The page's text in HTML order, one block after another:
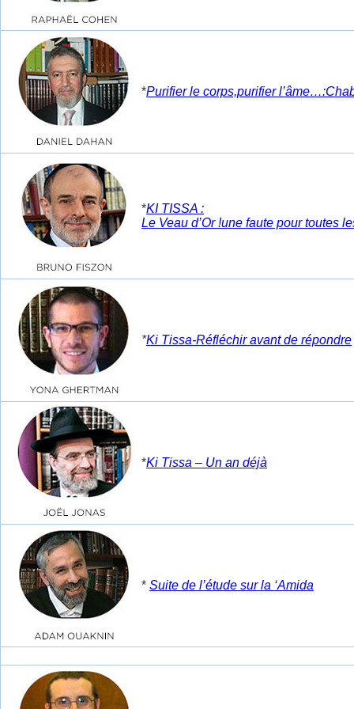
*Purifier le corps,purifier
*KI TISSA :
Le Veau d’Or !une faute pour toutes
*Ki Tissa-Réfléchir avant de répondre
*Ki Tissa – Un an déjà
* Suite de l’étude sur la ‘Amida